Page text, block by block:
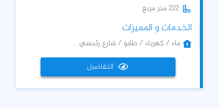
222 متر مربع
الخدمات و المميزات
ماء / كهرباء / طابو / شارع رئيسي ...
التفاصيل